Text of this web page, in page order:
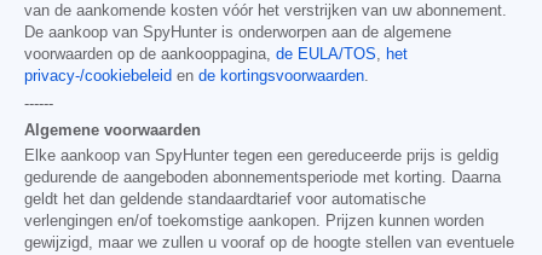
van de aankomende kosten vóór het verstrijken van uw abonnement.
De aankoop van SpyHunter is onderworpen aan de algemene
voorwaarden op de aankooppagina, de EULA/TOS, het
privacy-/cookiebeleid en de kortingsvoorwaarden.
------
Algemene voorwaarden
Elke aankoop van SpyHunter tegen een gereduceerde prijs is geldig
gedurende de aangeboden abonnementsperiode met korting. Daarna
geldt het dan geldende standaardtarief voor automatische
verlengingen en/of toekomstige aankopen. Prijzen kunnen worden
gewijzigd, maar we zullen u vooraf op de hoogte stellen van eventuele